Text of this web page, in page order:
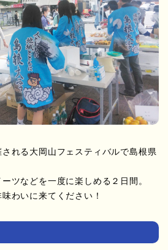
れる大岡山フェスティバルで島根県
ツなどを一度に楽しめる２日間。
わいに来てください！